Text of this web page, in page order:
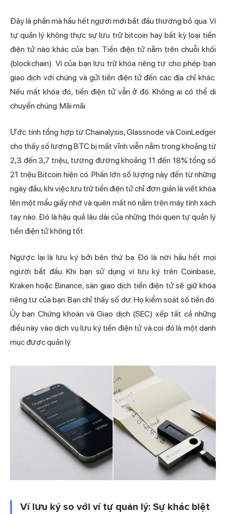
Đây là phần mà hầu hết người mới bắt đầu thường bỏ qua. Ví
tự quản lý không thực sự lưu trữ bitcoin hay bất kỳ loại tiền
điện tử nào khác của bạn. Tiền điện tử nằm trên chuỗi khối
(blockchain). Ví của bạn lưu trữ khóa riêng tư cho phép bạn
giao dịch với chúng và gửi tiền điện tử đến các địa chỉ khác.
Nếu mất khóa đó, tiền điện tử vẫn ở đó. Không ai có thể di
chuyển chúng. Mãi mãi.
Ước tính tổng hợp từ Chainalysis, Glassnode và CoinLedger
cho thấy số lượng BTC bị mất vĩnh viễn nằm trong khoảng từ
2,3 đến 3,7 triệu, tương đương khoảng 11 đến 18% tổng số
21 triệu Bitcoin hiện có. Phần lớn số lượng này đến từ những
ngày đầu, khi việc lưu trữ tiền điện tử chỉ đơn giản là viết khóa
lên một mẩu giấy nhớ và quên mất nó nằm trên máy tính xách
tay nào. Đó là hậu quả lâu dài của những thói quen tự quản lý
tiền điện tử không tốt.
Ngược lại là lưu ký bởi bên thứ ba. Đó là nơi hầu hết mọi
người bắt đầu. Khi bạn sử dụng ví lưu ký trên Coinbase,
Kraken hoặc Binance, sàn giao dịch tiền điện tử sẽ giữ khóa
riêng tư của bạn. Bạn chỉ thấy số dư. Họ kiểm soát số tiền đó.
Ủy ban Chứng khoán và Giao dịch (SEC) xếp tất cả những
điều này vào dịch vụ lưu ký tiền điện tử và coi đó là một danh
mục được quản lý.
Ví lưu ký so với ví tự quản lý: Sự khác biệt